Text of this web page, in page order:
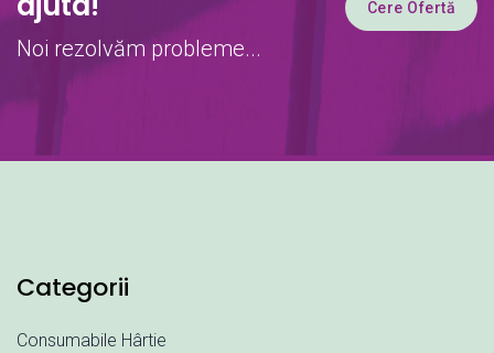
Noi rezolvăm probleme...
Cere Ofertă
Categorii
Consumabile Hârtie